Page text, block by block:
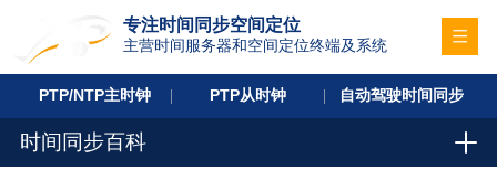
专注时间同步空间定位
主营时间服务器和空间定位终端及系统
PTP/NTP主时钟 PTP从时钟 自动驾驶时间同步
时间同步百科